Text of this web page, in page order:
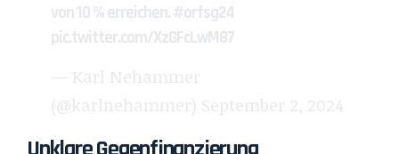
von 10 % erreichen.#orfsg24
pic.twitter.com/XzGFcLwM87
— Karl Nehammer
(@karlnehammer) September 2, 2024